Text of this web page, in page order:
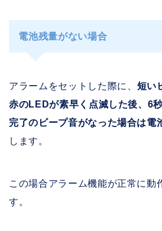
電池残量がない場合
アラームをセットした際に、 短い
赤のLEDが素早く点滅した後、6
完了のビープ音がなった場合は電
します。
この場合アラーム機能が正常に動
す。